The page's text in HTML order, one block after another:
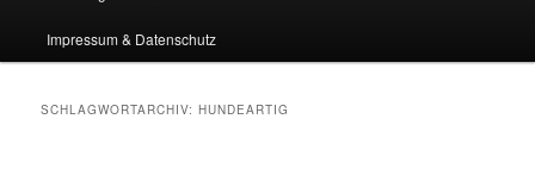
Impressum & Datenschutz
SCHLAGWORTARCHIV:HUNDEARTIG